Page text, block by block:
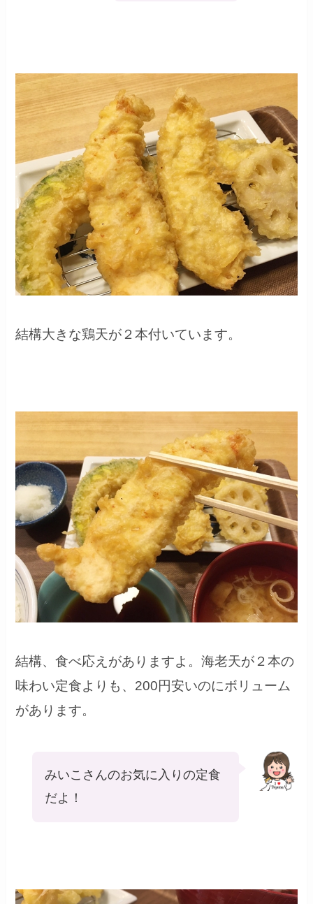
結構大きな鶏天が２本付いています。
結構、食べ応えがありますよ。海老天が２本の
味わい定食よりも、200円安いのにボリューム
があります。
みいこさんのお気に入りの定食
だよ！